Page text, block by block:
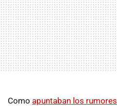
Como apuntaban los rumores